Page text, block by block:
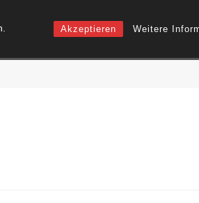
Akzeptieren Weitere